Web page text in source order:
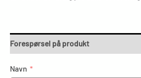
Forespørsel på produkt
Navn